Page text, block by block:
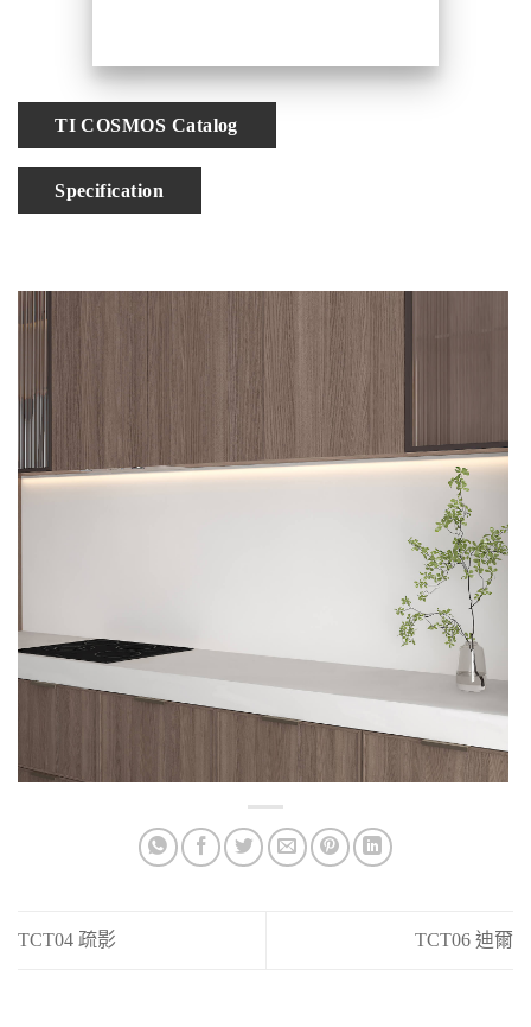
TI COSMOS Catalog
Specification
TCT04 疏影 TCT06 迪爾